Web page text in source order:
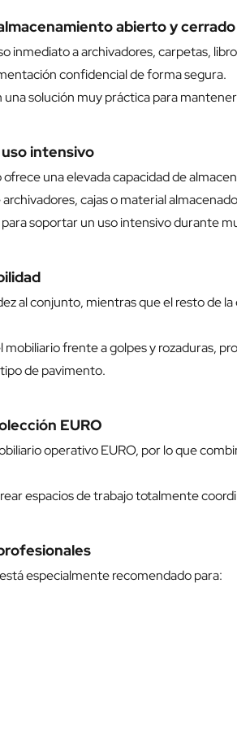
abierto y cerrado
inmediato a archivadores, carpetas,
confidencial de forma segura.
solución muy práctica para
intensivo
una elevada capacidad de
cajas o material
soportar un uso intensivo durante
al conjunto, mientras que el resto de
frente a golpes y rozaduras,
de pavimento.
EURO
operativo EURO, por lo que
espacios de trabajo totalmente
especialmente recomendado para: